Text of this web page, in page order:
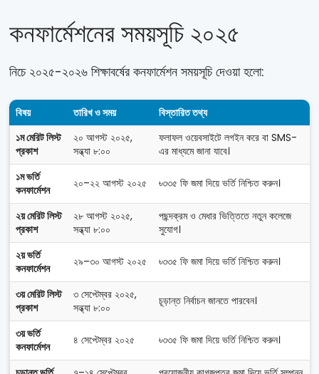
কনফার্মেশনের সময়সূচি ২০২৫
নিচে ২০২৫-২০২৬ শিক্ষাবর্ষের কনফার্মেশন সময়সূচি দেওয়া হলো:
বিষয় তারিখ ও সময়
বিস্তারিত তথ্য
১ম মেরিট লিস্ট
প্রকাশ
২০ আগস্ট ২০২৫,
সন্ধ্যা ৮:০০
ফলাফল ওয়েবসাইটে লগইন করে বা SMS-
এর মাধ্যমে জানা যাবে।
১ম ভর্তি
কনফার্মেশন
২০–২২ আগস্ট ২০২৫ ৳৩৩৫ ফি জমা দিয়ে ভর্তি নিশ্চিত করুন।
২য় মেরিট লিস্ট
প্রকাশ
২৮ আগস্ট ২০২৫,
সন্ধ্যা ৮:০০
পছন্দক্রম ও মেধার ভিত্তিতে নতুন কলেজে
সুযোগ।
২য় ভর্তি
কনফার্মেশন
২৯–৩০ আগস্ট ২০২৫ ৳৩৩৫ ফি জমা দিয়ে ভর্তি নিশ্চিত করুন।
৩য় মেরিট লিস্ট
প্রকাশ
৩ সেপ্টেম্বর ২০২৫,
সন্ধ্যা ৮:০০
চূড়ান্ত নির্বাচন জানতে পারবেন।
৩য় ভর্তি
কনফার্মেশন
৪ সেপ্টেম্বর ২০২৫ ৳৩৩৫ ফি জমা দিয়ে ভর্তি নিশ্চিত করুন।